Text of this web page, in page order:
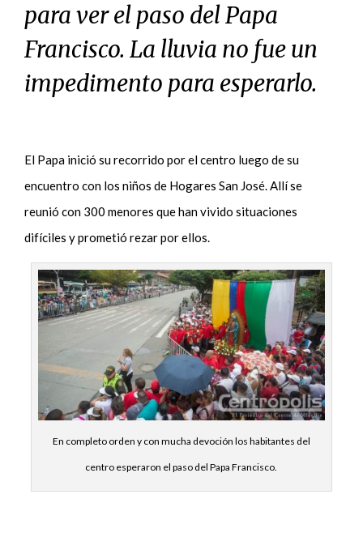
para ver el paso del Papa
Francisco. La lluvia no fue un
impedimento para esperarlo.
El Papa inició su recorrido por el centro luego de su
encuentro con los niños de Hogares San José. Allí se
reunió con 300 menores que han vivido situaciones
difíciles y prometió rezar por ellos.
En completo orden y con mucha devoción los habitantes del
centro esperaron el paso del Papa Francisco.